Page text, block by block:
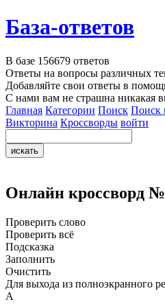
База-ответов
В базе 156679 ответов
Ответы на вопросы различных
Добавляйте свои ответы в
С нами вам не страшна никакая
Главная Категории Поиск Поиск
Викторина Кроссворды войти
Онлайн кроссворд
Проверить слово
Проверить всё
Подсказка
Заполнить
Очистить
Для выхода из полноэкранного
А